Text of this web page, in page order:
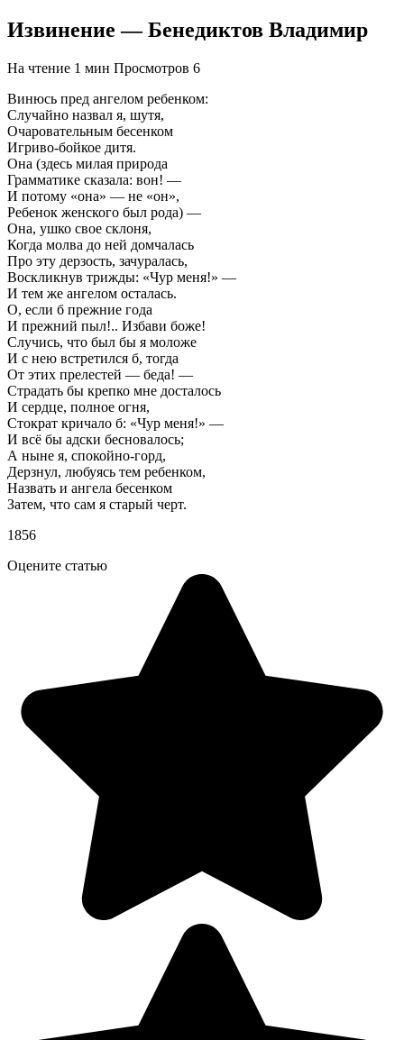
Извинение — Бенедиктов Владимир
На чтение 1 мин Просмотров 6
Винюсь пред ангелом ребенком:
Случайно назвал я, шутя,
Очаровательным бесенком
Игриво-бойкое дитя.
Она (здесь милая природа
Грамматике сказала: вон! —
И потому «она» — не «он»,
Ребенок женского был рода) —
Она, ушко свое склоня,
Когда молва до ней домчалась
Про эту дерзость, зачуралась,
Воскликнув трижды: «Чур меня!» —
И тем же ангелом осталась.
О, если б прежние года
И прежний пыл!.. Избави боже!
Случись, что был бы я моложе
И с нею встретился б, тогда
От этих прелестей — беда! —
Страдать бы крепко мне досталось
И сердце, полное огня,
Стократ кричало б: «Чур меня!» —
И всё бы адски бесновалось;
А ныне я, спокойно-горд,
Дерзнул, любуясь тем ребенком,
Назвать и ангела бесенком
Затем, что сам я старый черт.
1856
Оцените статью